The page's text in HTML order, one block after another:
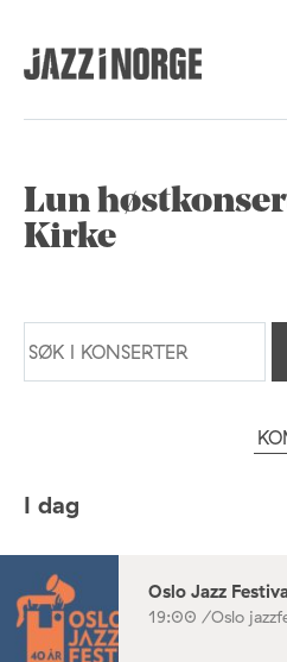
Lun
Kirke
I dag
Oslo Jazz
19:00 /Oslo